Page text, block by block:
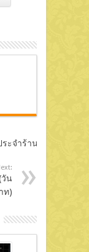
ะจำร้าน
วัน
ท)